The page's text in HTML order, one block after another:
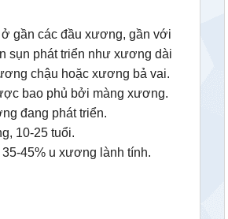
gần các đầu xương, gần với
sụn phát triển như xương dài
chậu hoặc xương bả vai.
bao phủ bởi màng xương.
đang phát triển.
10-25 tuổi.
45% u xương lành tính.